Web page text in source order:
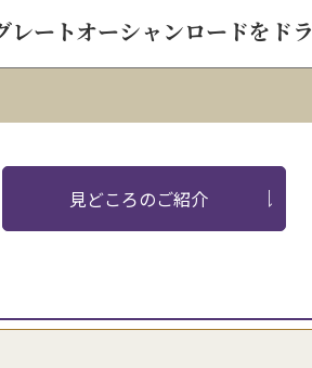
ートオーシャンロードをド
見どころのご紹介